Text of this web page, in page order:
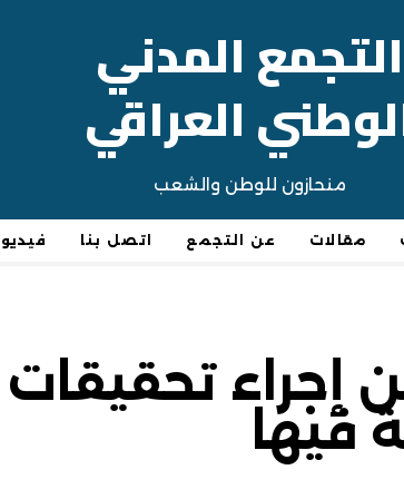
التجمع المدني
العراقي
منحازون للوطن والشعب
مقالات عن التجمع اتصل بنا
إجراء
فيها